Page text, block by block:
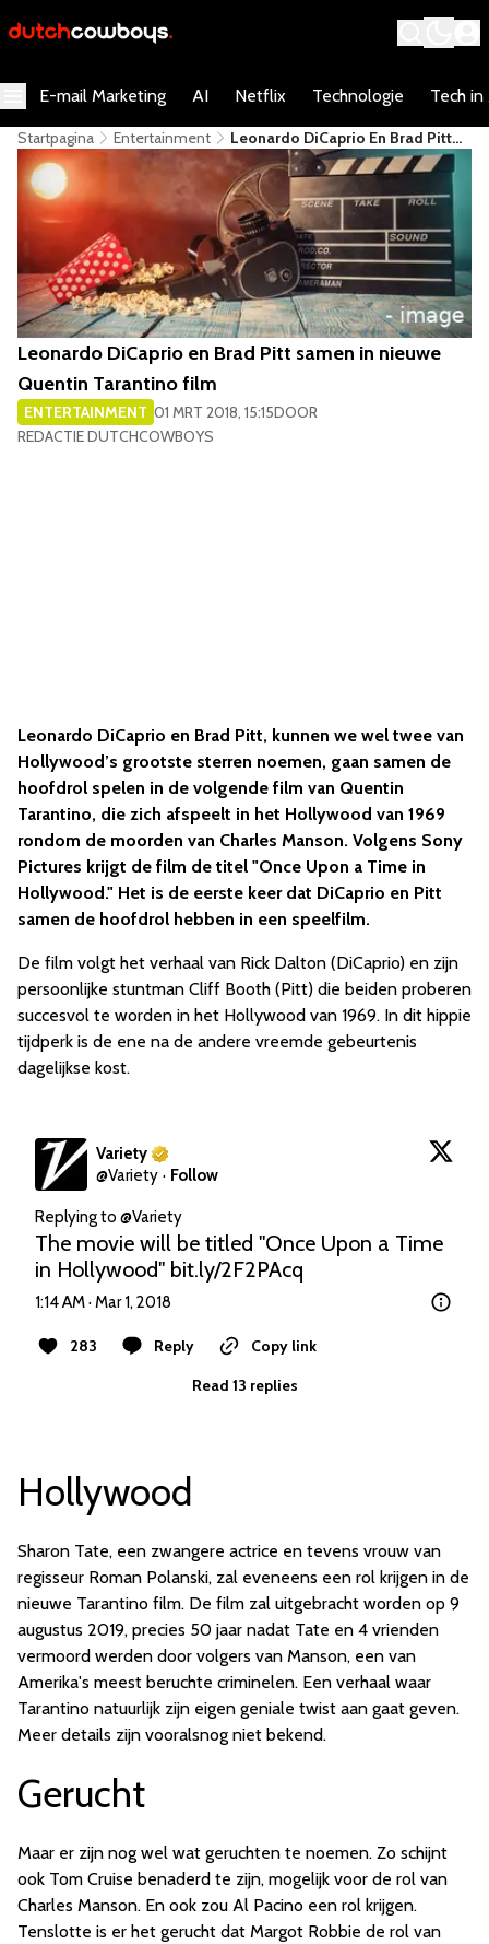
E-mail Marketing AI Netflix Technologie Tech in
Startpagina Entertainment
Leonardo DiCaprio En Brad Pitt
Samen In Nieuwe Quentin
Tarantino Film
Leonardo DiCaprio en Brad Pitt samen in nieuwe
Quentin Tarantino film
ENTERTAINMENT 01 MRT 2018, 15:15DOOR
REDACTIE DUTCHCOWBOYS
Leonardo DiCaprio en Brad Pitt, kunnen we wel twee van
Hollywood’s grootste sterren noemen, gaan samen de
hoofdrol spelen in de volgende film van Quentin
Tarantino, die zich afspeelt in het Hollywood van 1969
rondom de moorden van Charles Manson. Volgens Sony
Pictures krijgt de film de titel "Once Upon a Time in
Hollywood." Het is de eerste keer dat DiCaprio en Pitt
samen de hoofdrol hebben in een speelfilm.
De film volgt het verhaal van Rick Dalton (DiCaprio) en zijn
persoonlijke stuntman Cliff Booth (Pitt) die beiden proberen
succesvol te worden in het Hollywood van 1969. In dit hippie
tijdperk is de ene na de andere vreemde gebeurtenis
dagelijkse kost.
Variety
@Variety · Follow
Replying to @Variety
The movie will be titled "Once Upon a Time
in Hollywood" bit.ly/2F2PAcq
1:14 AM · Mar 1, 2018
283 Reply
Copy link
Read 13 replies
Hollywood
Sharon Tate, een zwangere actrice en tevens vrouw van
regisseur Roman Polanski, zal eveneens een rol krijgen in de
nieuwe Tarantino film. De film zal uitgebracht worden op 9
augustus 2019, precies 50 jaar nadat Tate en 4 vrienden
vermoord werden door volgers van Manson, een van
Amerika's meest beruchte criminelen. Een verhaal waar
Tarantino natuurlijk zijn eigen geniale twist aan gaat geven.
Meer details zijn vooralsnog niet bekend.
Gerucht
Maar er zijn nog wel wat geruchten te noemen. Zo schijnt
ook Tom Cruise benaderd te zijn, mogelijk voor de rol van
Charles Manson. En ook zou Al Pacino een rol krijgen.
Tenslotte is er het gerucht dat Margot Robbie de rol van